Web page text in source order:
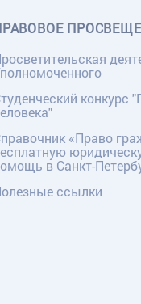
конкурс
«Право
в Санкт-
ссылки